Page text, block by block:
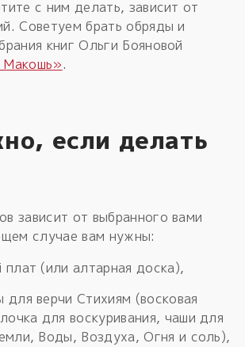
с ним делать, зависит от
Советуем брать обряды и
книг Ольги Бояновой
Макошь».
если делать
зависит от выбранного вами
случае вам нужны:
плат (или алтарная доска),
для верчи Стихиям (восковая
для воскуривания, чаши для
Воды, Воздуха, Огня и соль),